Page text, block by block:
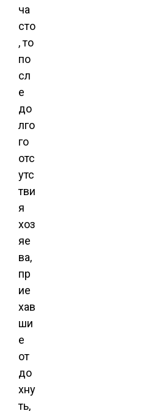
ча
сто
, то
по
сл
е
до
лго
го
отс
утс
тви
я
хоз
яе
ва,
пр
ие
хав
ши
е
от
до
хну
ть,